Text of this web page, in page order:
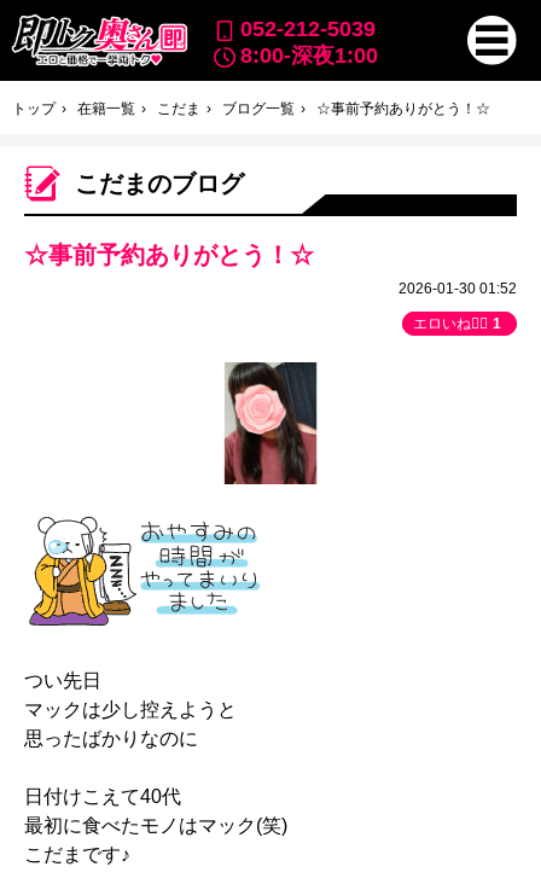
052-212-5039
8:00-深夜1:00
トップ 在籍一覧 こだま ブログ一覧 ☆事前予約ありがとう！☆
こだまのブログ
☆事前予約ありがとう！☆
2026-01-30 01:52
エロいね👍🏻 1
つい先日
マックは少し控えようと
思ったばかりなのに
日付けこえて40代
最初に食べたモノはマック(笑)
こだまです♪